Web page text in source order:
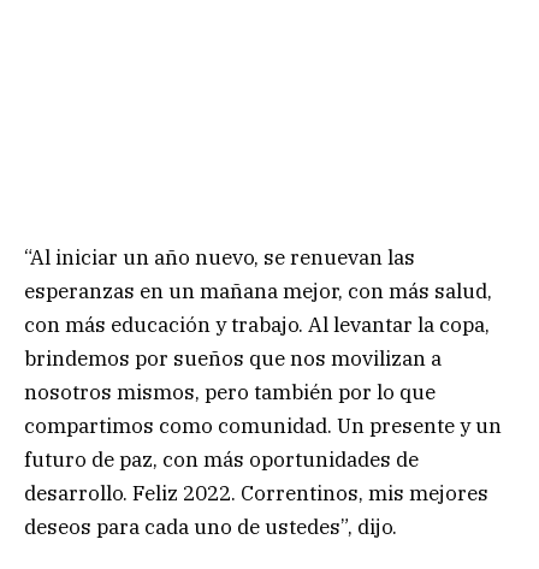
“Al iniciar un año nuevo, se renuevan las
esperanzas en un mañana mejor, con más salud,
con más educación y trabajo. Al levantar la copa,
brindemos por sueños que nos movilizan a
nosotros mismos, pero también por lo que
compartimos como comunidad. Un presente y un
futuro de paz, con más oportunidades de
desarrollo. Feliz 2022. Correntinos, mis mejores
deseos para cada uno de ustedes”, dijo.